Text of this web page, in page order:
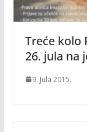
Treće kolo
26. jula na
9. Jula 2015.